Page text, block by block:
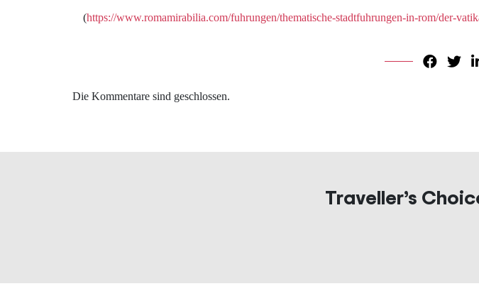
(https://www.romamirabilia.com/fuhrungen/thematische-stadtfuhrungen-in-rom/der-
Die Kommentare sind geschlossen.
Traveller’s